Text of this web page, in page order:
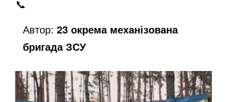
Автор: 23 окрема механізована
бригада ЗСУ